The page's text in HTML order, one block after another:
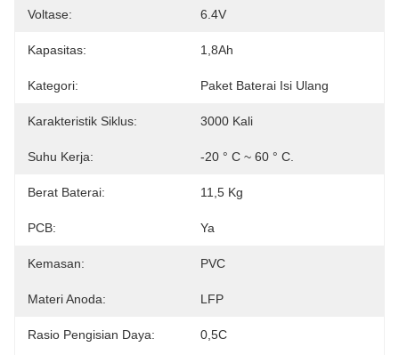
Voltase: 6.4V
Kapasitas: 1,8Ah
Kategori: Paket Baterai Isi Ulang
Karakteristik Siklus: 3000 Kali
Suhu Kerja: -20 ° C ~ 60 ° C.
Berat Baterai: 11,5 Kg
PCB: Ya
Kemasan: PVC
Materi Anoda: LFP
Rasio Pengisian Daya: 0,5C